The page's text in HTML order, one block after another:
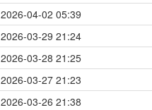
2026-04-02 05:39
2026-03-29 21:24
2026-03-28 21:25
2026-03-27 21:23
2026-03-26 21:38